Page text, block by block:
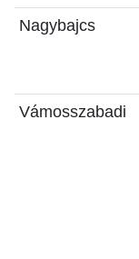
Nagybajcs
Vámosszabadi